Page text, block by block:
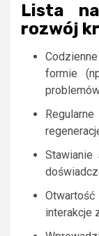
Lista
rozwój
formie
Stawianie
interakcje